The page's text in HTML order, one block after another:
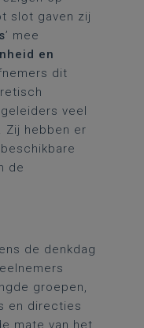
slot gaven zij
’ mee
en
dit
veel
Zij hebben er
de
de denkdag
groepen,
en directies
mate van het